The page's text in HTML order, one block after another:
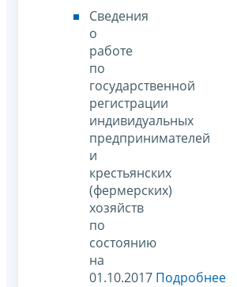
Сведения
о
работе
по
государственной
регистрации
индивидуальных
предпринимателей
и
крестьянских
(фермерских)
хозяйств
по
состоянию
на
01.10.2017 Подробнее